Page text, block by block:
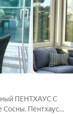
ПЕНТХАУС С
Пентхаус